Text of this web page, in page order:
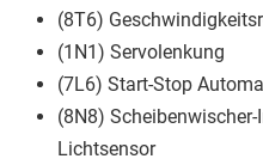
(8T6)
(1N1) Servolenkung
(7L6) Start-Stop
(8N8)
Lichtsensor